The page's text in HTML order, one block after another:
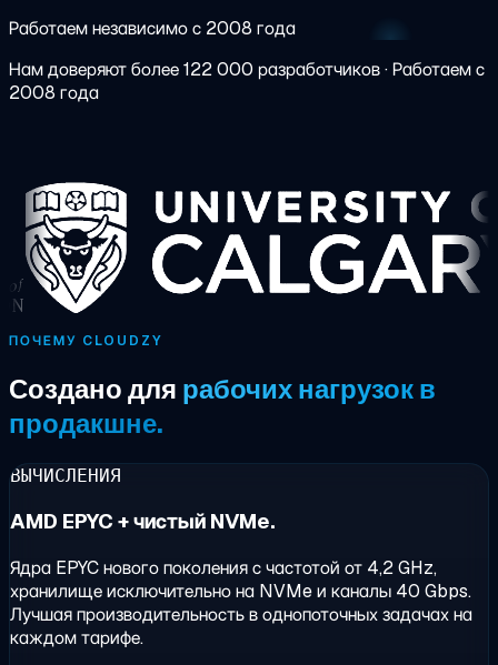
Работаем независимо с 2008 года
Нам доверяют более 122 000 разработчиков·Работаем с
2008 года
ПОЧЕМУ CLOUDZY
Создано для рабочих нагрузок в
продакшне.
ВЫЧИСЛЕНИЯ
AMD EPYC + чистый NVMe.
Ядра EPYC нового поколения с частотой от 4,2 GHz,
хранилище исключительно на NVMe и каналы 40 Gbps.
Лучшая производительность в однопоточных задачах на
каждом тарифе.